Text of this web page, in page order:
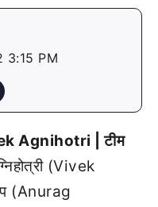
3:15 PM
Agnihotri | टीम
(Vivek
(Anurag